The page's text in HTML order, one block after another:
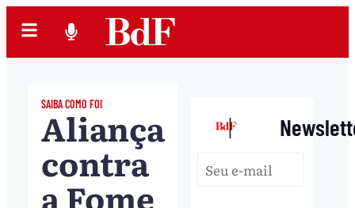
SAIBA COMO FOI
Aliança
contra
a Fome
|